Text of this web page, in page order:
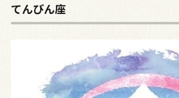
てんびん座